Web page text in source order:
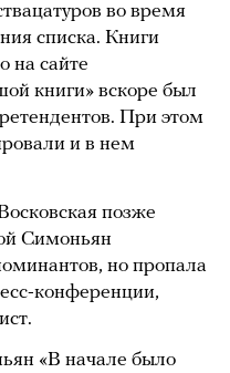
во время
списка. Книги
на сайте
книги» вскоре был
При этом
и в нем
позже
Симоньян
но пропала
конференции,
«В начале было